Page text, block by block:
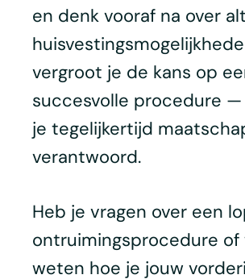
en denk vooraf na over
vergroot je de kans op
succesvolle procedure —
je tegelijkertijd
verantwoord.
Heb je vragen over een
ontruimingsprocedure of
weten hoe je jouw